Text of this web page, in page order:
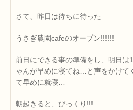
さて、昨日は待ちに待った
うさぎ農園cafeのオープン‼‼‼‼
前日にできる事の準備をし、明日は
ゃんが早めに寝てね…と声をかけて
て早めに就寝…
朝起きると、びっくり‼‼